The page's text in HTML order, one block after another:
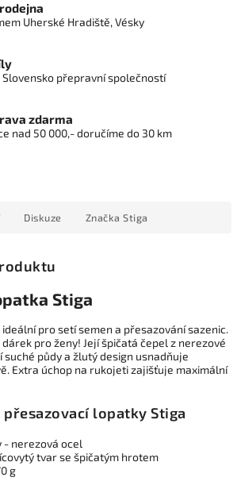
Uherské Hradiště, Vésky
Slovensko přepravní společností
zdarma
nad 50 000,- doručíme do 30 km
Diskuze Značka Stiga
Stiga
pro setí semen a přesazování sazenic.
pro ženy! Její špičatá čepel z nerezové
půdy a žlutý design usnadňuje
Extra úchop na rukojeti zajišťuje maximální
přesazovací lopatky Stiga
nerezová ocel
tvar se špičatým hrotem
g